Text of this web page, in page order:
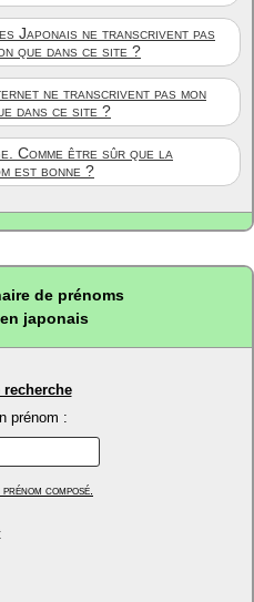
Japonais ne transcrivent pas
que dans ce site ?
ne transcrivent pas mon
dans ce site ?
Comme être sûr que la
est bonne ?
de prénoms
japonais
recherche
prénom :
composé.